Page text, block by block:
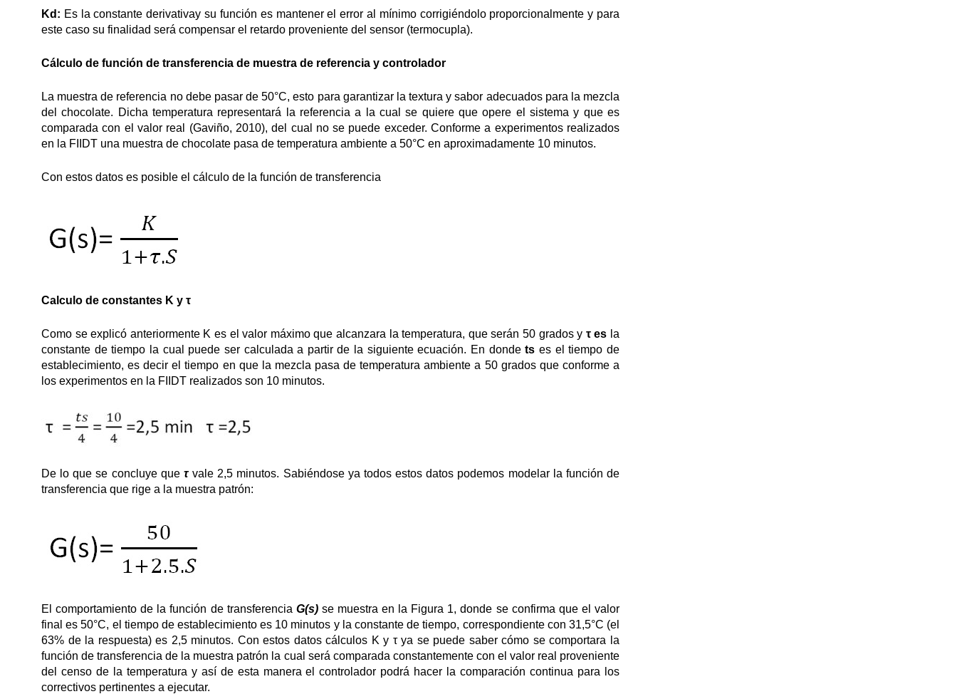
Kd: Es la constante derivativay su función es mantener el error al mínimo corrigiéndolo proporcionalmente y para
este caso su finalidad será compensar el retardo proveniente del sensor (termocupla).
Cálculo de función de transferencia de muestra de referencia y controlador
La muestra de referencia no debe pasar de 50°C, esto para garantizar la textura y sabor adecuados para la mezcla
del chocolate. Dicha temperatura representará la referencia a la cual se quiere que opere el sistema y que es
comparada con el valor real (Gaviño, 2010), del cual no se puede exceder. Conforme a experimentos realizados
en la FIIDT una muestra de chocolate pasa de temperatura ambiente a 50°C en aproximadamente 10 minutos.
Con estos datos es posible el cálculo de la función de transferencia
Calculo de constantes K y τ
Como se explicó anteriormente K es el valor máximo que alcanzara la temperatura, que serán 50 grados y τ es la
constante de tiempo la cual puede ser calculada a partir de la siguiente ecuación. En dondets es el tiempo de
establecimiento, es decir el tiempo en que la mezcla pasa de temperatura ambiente a 50 grados que conforme a
los experimentos en la FIIDT realizados son 10 minutos.
De lo que se concluye que τvale 2,5 minutos. Sabiéndose ya todos estos datos podemos modelar la función de
transferencia que rige a la muestra patrón:
El comportamiento de la función de transferencia G(s)se muestra en la Figura 1, donde se confirma que el valor
final es 50°C, el tiempo de establecimiento es 10 minutos y la constante de tiempo, correspondiente con 31,5°C (el
63% de la respuesta) es 2,5 minutos. Con estos datos cálculos K y τ ya se puede saber cómo se comportara la
función de transferencia de la muestra patrón la cual será comparada constantemente con el valor real proveniente
del censo de la temperatura y así de esta manera el controlador podrá hacer la comparación continua para los
correctivos pertinentes a ejecutar.